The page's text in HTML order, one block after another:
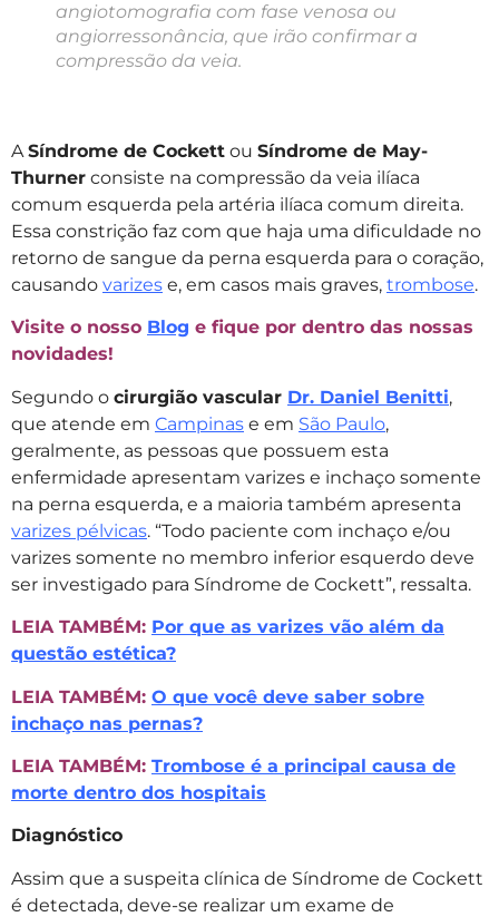
angiotomografia com fase venosa ou
angiorressonância, que irão confirmar a
compressão da veia.
ASíndrome de Cockett ou Síndrome de May-
Thurner consiste na compressão da veia ilíaca
comum esquerda pela artéria ilíaca comum direita.
Essa constrição faz com que haja uma dificuldade no
retorno de sangue da perna esquerda para o coração,
causando varizes e, em casos mais graves, trombose.
Visite o nosso Blog e fique por dentro das nossas
novidades!
Segundo o cirurgião vascular Dr. Daniel Benitti,
que atende em Campinas e em São Paulo,
geralmente, as pessoas que possuem esta
enfermidade apresentam varizes e inchaço somente
na perna esquerda, e a maioria também apresenta
varizes pélvicas. “Todo paciente com inchaço e/ou
varizes somente no membro inferior esquerdo deve
ser investigado para Síndrome de Cockett”, ressalta.
LEIA TAMBÉM: Por que as varizes vão além da
questão estética?
LEIA TAMBÉM: O que você deve saber sobre
inchaço nas pernas?
LEIA TAMBÉM: Trombose é a principal causa de
morte dentro dos hospitais
Diagnóstico
Assim que a suspeita clínica de Síndrome de Cockett
é detectada, deve-se realizar um exame de